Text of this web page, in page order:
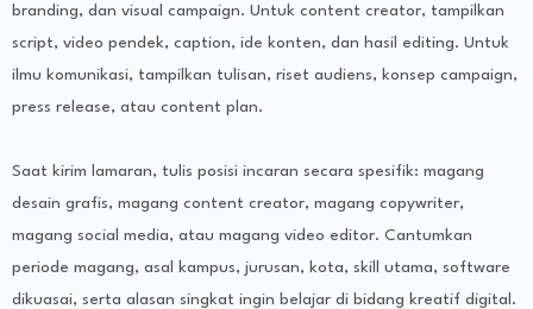
branding, dan visual campaign. Untuk content creator, tampilkan
script, video pendek, caption, ide konten, dan hasil editing. Untuk
ilmu komunikasi, tampilkan tulisan, riset audiens, konsep campaign,
press release, atau content plan.
Saat kirim lamaran, tulis posisi incaran secara spesifik: magang
desain grafis, magang content creator, magang copywriter,
magang social media, atau magang video editor. Cantumkan
periode magang, asal kampus, jurusan, kota, skill utama, software
dikuasai, serta alasan singkat ingin belajar di bidang kreatif digital.